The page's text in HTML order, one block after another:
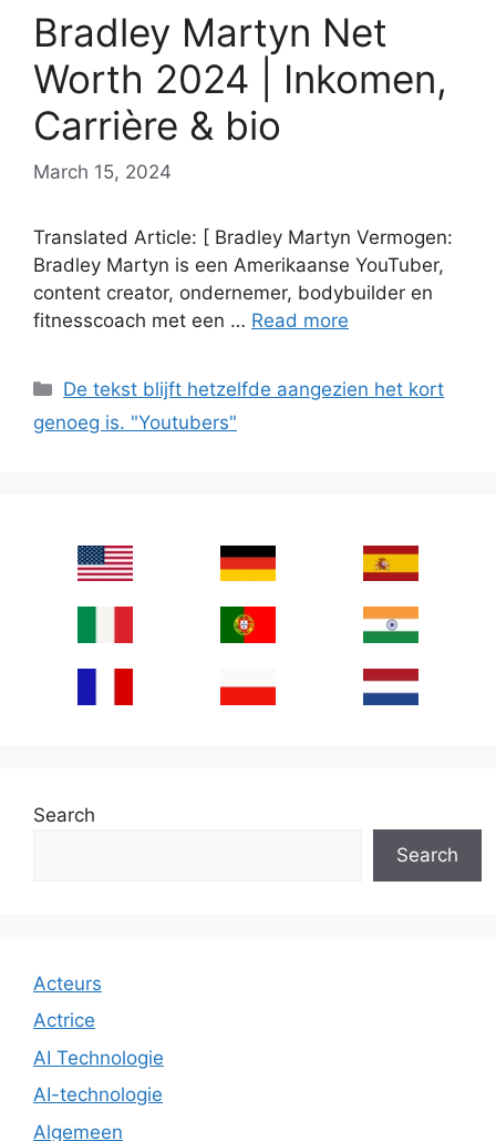
Bradley Martyn Net
Worth 2024 | Inkomen,
Carrière & bio
March 15, 2024
Translated Article: [ Bradley Martyn Vermogen:
Bradley Martyn is een Amerikaanse YouTuber,
content creator, ondernemer, bodybuilder en
fitnesscoach met een … Read more
Categories
De tekst blijft hetzelfde aangezien het kort
genoeg is. "Youtubers"
Search
Search
Acteurs
Actrice
AI Technologie
AI-technologie
Algemeen